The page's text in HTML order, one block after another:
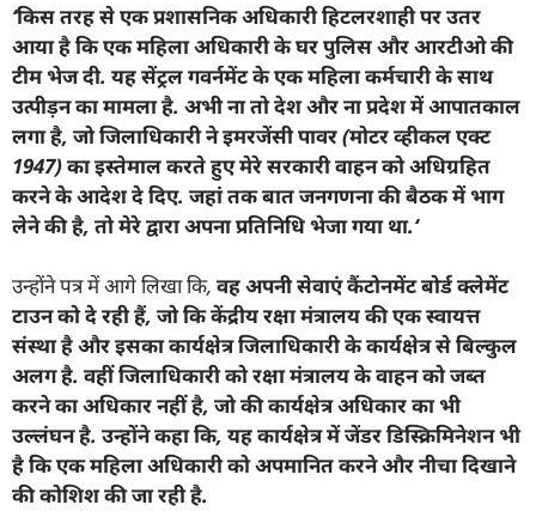
‘किस तरह से एक प्रशासनिक अधिकारी हिटलरशाही पर उतर
आया है कि एक महिला अधिकारी के घर पुलिस और आरटीओ की
टीम भेज दी. यह सेंट्रल गवर्नमेंट के एक महिला कर्मचारी के साथ
उत्पीड़न का मामला है. अभी ना तो देश और ना प्रदेश में आपातकाल
लगा है, जो जिलाधिकारी ने इमरजेंसी पावर (मोटर व्हीकल एक्ट
1947)का इस्तेमाल करते हुए मेरे सरकारी वाहन को अधिग्रहित
करने के आदेश दे दिए. जहां तक बात जनगणना की बैठक में भाग
लेने की है, तो मेरे द्वारा अपना प्रतिनिधि भेजा गया था.‘
उन्होंने पत्र में आगे लिखा कि, वह अपनी सेवाएं कैंटोनमेंट बोर्ड क्लेमेंट
टाउन को दे रही हैं, जो कि केंद्रीय रक्षा मंत्रालय की एक स्वायत्त
संस्था है और इसका कार्यक्षेत्र जिलाधिकारी के कार्यक्षेत्र से बिल्कुल
अलग है. वहीं जिलाधिकारी को रक्षा मंत्रालय के वाहन को जब्त
करने का अधिकार नहीं है, जो की कार्यक्षेत्र अधिकार का भी
उल्लंघन है. उन्होंने कहा कि, यह कार्यक्षेत्र में जेंडर डिस्क्रिमिनेशन भी
है कि एक महिला अधिकारी को अपमानित करने और नीचा दिखाने
की कोशिश की जा रही है.